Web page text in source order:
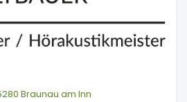
Braunau am Inn